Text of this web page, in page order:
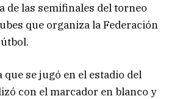
de las semifinales del torneo
que organiza la Federación
que se jugó en el estadio del
con el marcador en blanco y